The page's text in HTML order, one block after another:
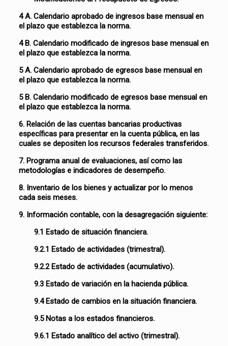
4 A. Calendario aprobado de ingresos base mensual en
el plazo que establezca la norma.
4 B. Calendario modificado de ingresos base mensual en
el plazo que establezca la norma.
5 A. Calendario aprobado de egresos base mensual en
el plazo que establezca la norma.
5 B. Calendario modificado de egresos base mensual en
el plazo que establezca la norma.
6. Relación de las cuentas bancarias productivas
específicas para presentar en la cuenta pública, en las
cuales se depositen los recursos federales transferidos.
7. Programa anual de evaluaciones, así como las
metodologías e indicadores de desempeño.
8. Inventario de los bienes y actualizar por lo menos
cada seis meses.
9. Información contable, con la desagregación siguiente:
9.1 Estado de situación financiera.
9.2.1 Estado de actividades (trimestral).
9.2.2 Estado de actividades (acumulativo).
9.3 Estado de variación en la hacienda pública.
9.4 Estado de cambios en la situación financiera.
9.5 Notas a los estados financieros.
9.6.1 Estado analítico del activo (trimestral).